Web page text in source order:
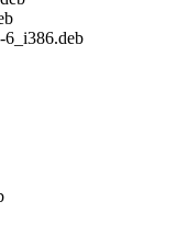
6_i386.deb